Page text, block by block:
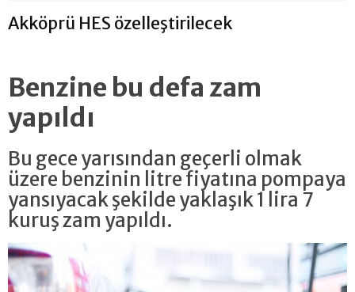
Akköprü HES özelleştirilecek
Benzine bu defa zam
yapıldı
Bu gece yarısından geçerli olmak
üzere benzinin litre fiyatına pompaya
yansıyacak şekilde yaklaşık 1 lira 7
kuruş zam yapıldı.